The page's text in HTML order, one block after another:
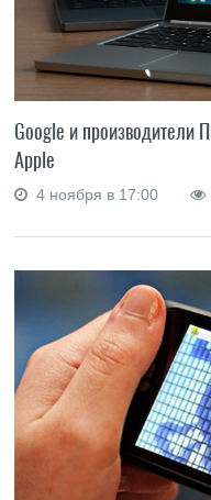
Google и производители
Apple
4 ноября в 17:00